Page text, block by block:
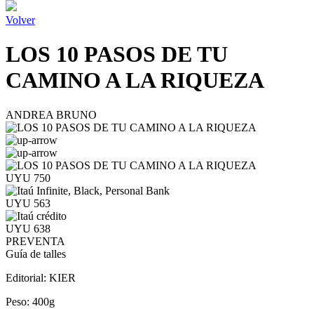
Volver
LOS 10 PASOS DE TU
CAMINO A LA RIQUEZA
ANDREA BRUNO
UYU 750
UYU 563
UYU 638
PREVENTA
Guía de talles
Editorial: KIER
Peso: 400g